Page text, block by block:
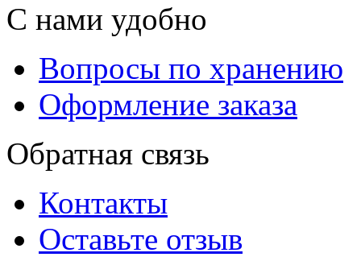
С нами удобно
Вопросы по хранению
Оформление заказа
Обратная связь
Контакты
Оставьте отзыв